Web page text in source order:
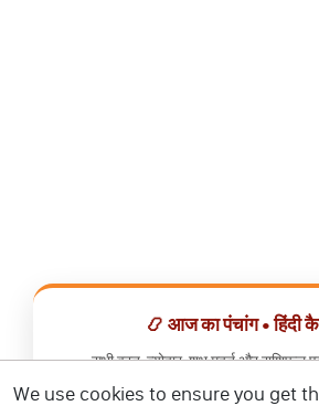
📿 आज का पंचांग • हिंदी
सभी व्रत, त्योहार, शुभ मुहूर्त और राशिफल
We use cookies to ensure you get